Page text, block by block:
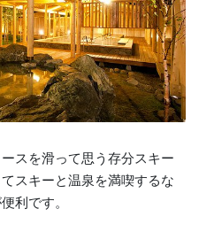
スを滑って思う存分スキー
スキーと温泉を満喫するな
利です。